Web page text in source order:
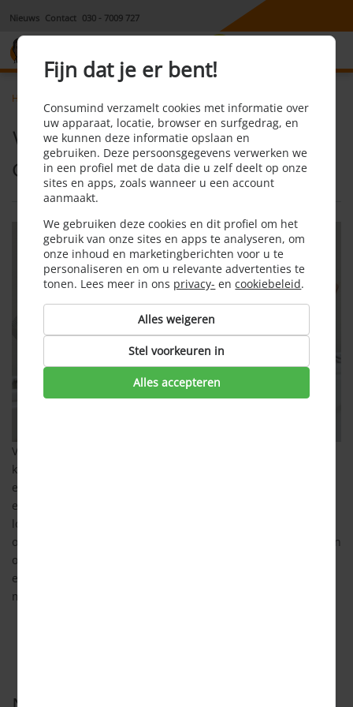
Nieuws Contact 030 - 7009 727
Home
Wat is het juiste
overstapmoment?
Veel Nederlanders vragen zich af wanneer zij het beste
kunnen overstappen. Regelmatig overstappen van
energieleverancier kan je namelijk jaarlijks honderden
euro’s
loont het zeker om de energietarieven te vergelijken. Maar
ook als je nog een lopend contract hebt, zijn er mogelijkheden
om tussentijds over te stappen. Bij het wisselen van
energieleverancier is het wel belangrijk om op het juiste
moment over te stappen. Maar wat is het juiste moment?
Fijn dat je er bent!
Consumind verzamelt cookies met informatie over
uw apparaat, locatie, browser en surfgedrag, en
we kunnen deze informatie opslaan en
gebruiken. Deze persoonsgegevens verwerken we
in een profiel met de data die u zelf deelt op onze
sites en apps, zoals wanneer u een account
aanmaakt.
We gebruiken deze cookies en dit profiel om het
gebruik van onze sites en apps te analyseren, om
onze inhoud en marketingberichten voor u te
personaliseren en om u relevante advertenties te
tonen. Lees meer in ons privacy- encookiebeleid.
Alles weigeren
Stel voorkeuren in
Alles accepteren